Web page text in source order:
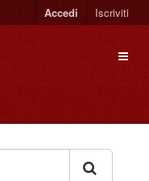
Accedi Iscriviti